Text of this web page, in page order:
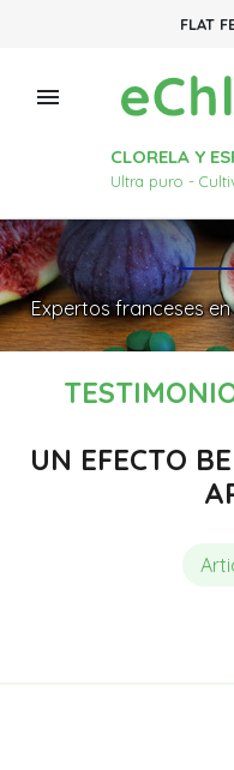
FLAT

CLORELA Y
Ultra puro -
Expertos franceses
UN EFECTO